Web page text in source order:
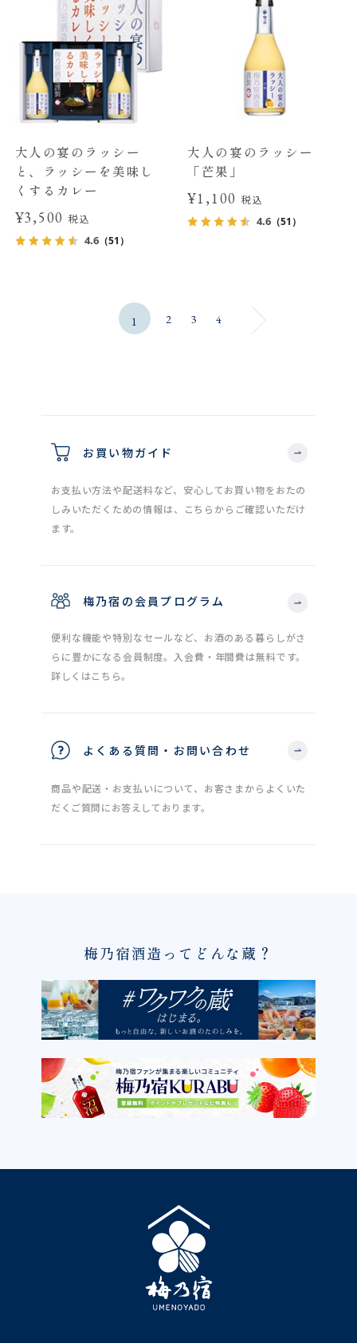
大人の宴のラッシー
と、ラッシーを美味し
くするカレー
¥3,500税込
4.6（51）
大人の宴のラッシー
「芒果」
¥1,100 税込
4.6 （51）
1 2 3 4
お買い物ガイド
お支払い方法や配送料など、安心してお買い物をおたの
しみいただくための情報は、こちらからご確認いただけ
ます。
梅乃宿の会員プログラム
便利な機能や特別なセールなど、お酒のある暮らしがさ
らに豊かになる会員制度。入会費・年間費は無料です。
詳しくはこちら。
よくある質問・お問い合わせ
商品や配送・お支払いについて、お客さまからよくいた
だくご質問にお答えしております。
梅乃宿酒造ってどんな蔵？